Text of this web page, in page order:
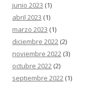
junio 2023 (1)
abril 2023 (1)
marzo 2023 (1)
diciembre 2022 (2)
noviembre 2022 (3)
octubre 2022 (2)
septiembre 2022 (1)